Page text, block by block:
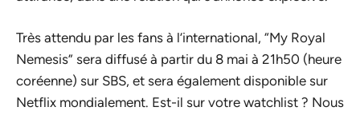
Très attendu par les fans à l’international, “My Royal
Nemesis” sera diffusé à partir du 8 mai à 21h50 (heure
coréenne) sur SBS, et sera également disponible sur
Netflix mondialement. Est-il sur votre watchlist ? Nous